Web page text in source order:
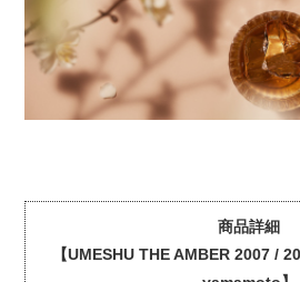
商品詳細
【UMESHU THE AMBER 2007 /